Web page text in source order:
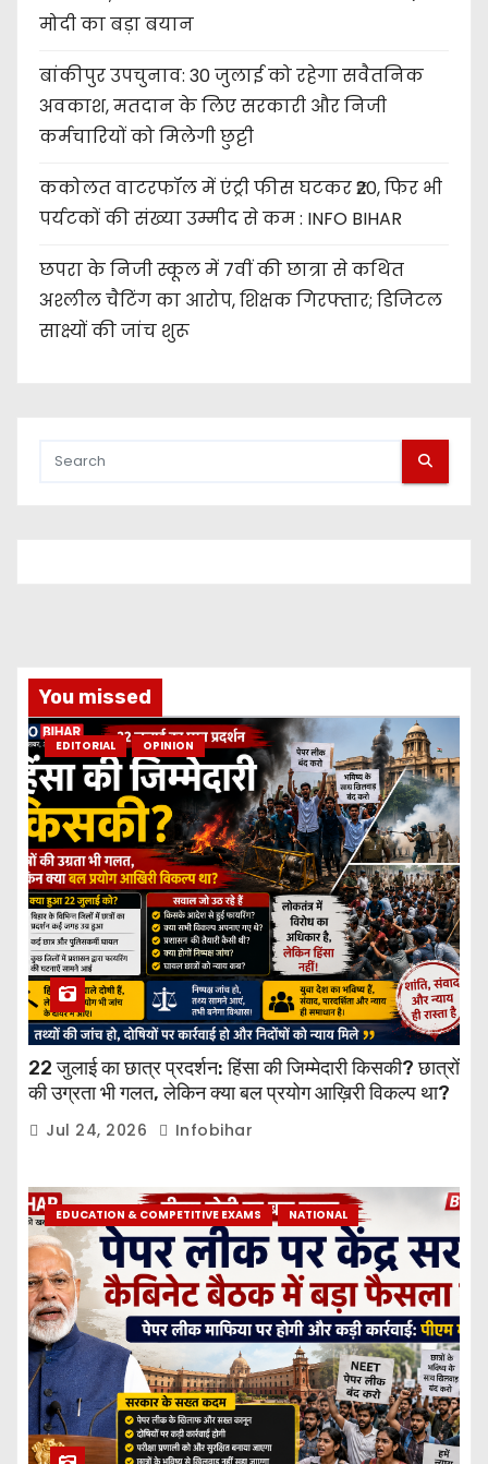
मोदी का बड़ा बयान
बांकीपुर उपचुनाव: 30 जुलाई को रहेगा सवैतनिक
अवकाश, मतदान के लिए सरकारी और निजी
कर्मचारियों को मिलेगी छुट्टी
ककोलत वाटरफॉल में एंट्री फीस घटकर ₹20, फिर भी
पर्यटकों की संख्या उम्मीद से कम : INFO BIHAR
छपरा के निजी स्कूल में 7वीं की छात्रा से कथित
अश्लील चैटिंग का आरोप, शिक्षक गिरफ्तार; डिजिटल
साक्ष्यों की जांच शुरू
You missed
EDITORIAL OPINION
22 जुलाई का छात्र प्रदर्शन: हिंसा की जिम्मेदारी किसकी? छात्रों
की उग्रता भी गलत, लेकिन क्या बल प्रयोग आख़िरी विकल्प था?
Jul 24, 2026 Infobihar
EDUCATION & COMPETITIVE EXAMS NATIONAL